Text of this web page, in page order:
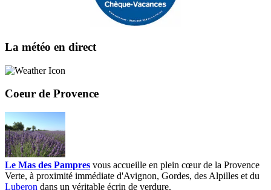
La météo en direct
Coeur de Provence
Le Mas des Pampres vous accueille en plein cœur de la Provence
Verte, à proximité immédiate d'Avignon, Gordes, des Alpilles et du
Luberon dans un véritable écrin de verdure.